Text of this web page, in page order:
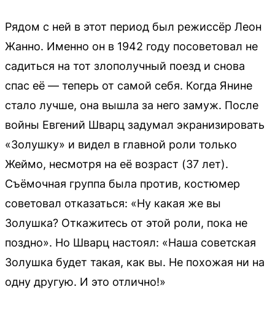
Рядом с ней в этот период был режиссёр Леон
Жанно. Именно он в 1942 году посоветовал не
садиться на тот злополучный поезд и снова
спас её — теперь от самой себя. Когда Янине
стало лучше, она вышла за него замуж. После
войны Евгений Шварц задумал экранизировать
«Золушку» и видел в главной роли только
Жеймо, несмотря на её возраст (37 лет).
Съёмочная группа была против, костюмер
советовал отказаться: «Ну какая же вы
Золушка? Откажитесь от этой роли, пока не
поздно». Но Шварц настоял: «Наша советская
Золушка будет такая, как вы. Не похожая ни на
одну другую. И это отлично!»